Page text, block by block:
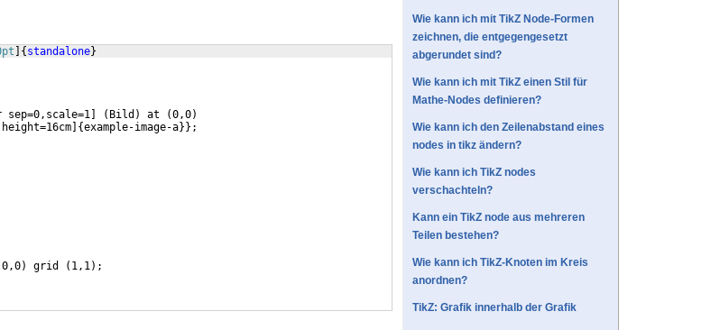
{ standalone}
sep=0,scale=1 ( Bild ) at (0,0)
{example-image-a}} ;
0,0) grid ( 1,1) ;
Wie kann ich mit TikZ Node-Formen
zeichnen, die entgegengesetzt
abgerundet sind?
Wie kann ich mit TikZ einen Stil für
Mathe-Nodes definieren?
Wie kann ich den Zeilenabstand eines
nodes in tikz ändern?
Wie kann ich TikZ nodes
verschachteln?
Kann ein TikZ node aus mehreren
Teilen bestehen?
Wie kann ich TikZ-Knoten im Kreis
anordnen?
TikZ: Grafik innerhalb der Grafik